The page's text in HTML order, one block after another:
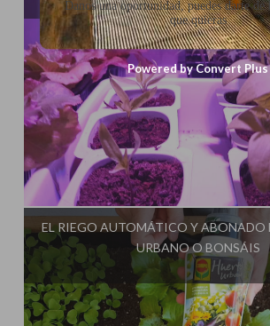
Influencer:Cultivo Paso a
EL RIEGO AUTOMÁTICO Y ABONADO
URBANO O BONSÁIS
Danos una oportunidad, puedes darte de
que quieras
Powered by Convert Plus